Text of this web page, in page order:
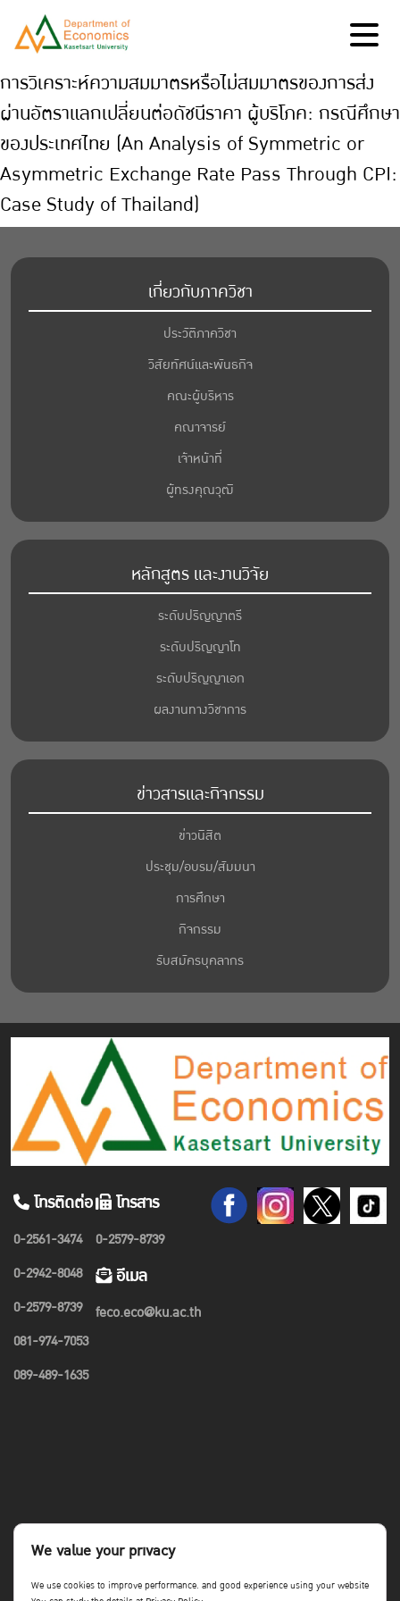
การวิเคราะห์ความสมมาตรหรือไม่สมมาตรของการส่ง
ผ่านอัตราแลกเปลี่ยนต่อดัชนีราคา ผู้บริโภค: กรณีศึกษา
ของประเทศไทย (An Analysis of Symmetric or
Asymmetric Exchange Rate Pass Through CPI:
Case Study of Thailand)
เกี่ยวกับภาควิชา
ประวัติภาควิชา
วิสัยทัศน์และพันธกิจ
คณะผู้บริหาร
คณาจารย์
เจ้าหน้าที่
ผู้ทรงคุณวุฒิ
หลักสูตร และงานวิจัย
ระดับปริญญาตรี
ระดับปริญญาโท
ระดับปริญญาเอก
ผลงานทางวิชาการ
ข่าวสารและกิจกรรม
ข่าวนิสิต
ประชุม/อบรม/สัมมนา
การศึกษา
กิจกรรม
รับสมัครบุคลากร
โทรติดต่อ
0-2561-3474
0-2942-8048
0-2579-8739
081-974-7053
089-489-1635
โทรสาร
0-2579-8739
อีเมล
feco.eco@ku.ac.th
We value your privacy
We use cookies to improve performance. and good experience using your website